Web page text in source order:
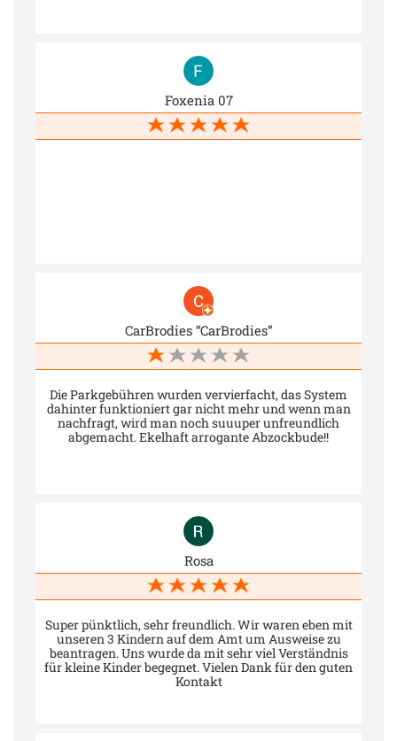
Foxenia 07
CarBrodies “CarBrodies”
Die Parkgebühren wurden vervierfacht, das System
dahinter funktioniert gar nicht mehr und wenn man
nachfragt, wird man noch suuuper unfreundlich
abgemacht. Ekelhaft arrogante Abzockbude!!
Rosa
Super pünktlich, sehr freundlich. Wir waren eben mit
unseren 3 Kindern auf dem Amt um Ausweise zu
beantragen. Uns wurde da mit sehr viel Verständnis
für kleine Kinder begegnet. Vielen Dank für den guten
Kontakt